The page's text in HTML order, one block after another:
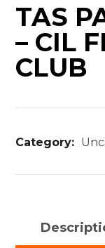
TAS
– CIL
CLUB
Category: